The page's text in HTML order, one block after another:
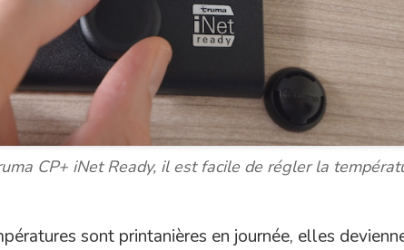
CP+ iNet Ready, il est facile de régler la
sont printanières en journée, elles